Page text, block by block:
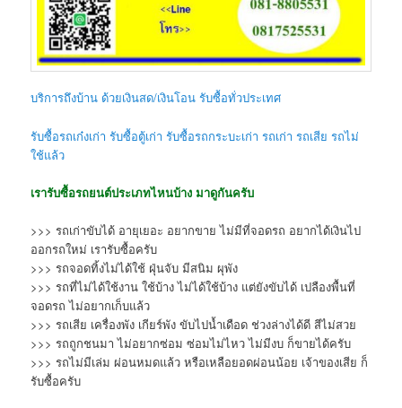
บริการถึงบ้าน ด้วยเงินสด/เงินโอน รับซื้อทั่วประเทศ
รับซื้อรถเก๋งเก่า รับซื้อตู้เก่า รับซื้อรถกระบะเก่า รถเก่า รถเสีย รถไม่
ใช้แล้ว
เรารับซื้อรถยนต์ประเภทไหนบ้าง มาดูกันครับ
>>> รถเก่าขับได้ อายุเยอะ อยากขาย ไม่มีที่จอดรถ อยากได้เงินไป
ออกรถใหม่ เรารับซื้อครับ
>>> รถจอดทิ้งไม่ได้ใช้ ฝุ่นจับ มีสนิม ผุพัง
>>> รถที่ไม่ได้ใช้งาน ใช้บ้าง ไม่ได้ใช้บ้าง แต่ยังขับได้ เปลืองพื้นที่
จอดรถ ไม่อยากเก็บแล้ว
>>> รถเสีย เครื่องพัง เกียร์พัง ขับไปน้ำเดือด ช่วงล่างได้ดี สีไม่สวย
>>> รถถูกชนมา ไม่อยากซ่อม ซ่อมไม่ไหว ไม่มีงบ ก็ขายได้ครับ
>>> รถไม่มีเล่ม ผ่อนหมดแล้ว หรือเหลือยอดผ่อนน้อย เจ้าของเสีย ก็
รับซื้อครับ